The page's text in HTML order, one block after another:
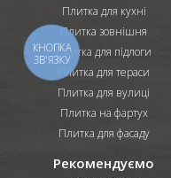
Плитка для кухні
Плитка зовнішня
Плитка для підлоги
Плитка для тераси
Плитка для вулиці
Плитка на фартух
Плитка для фасаду
Рекомендуємо
КНОПКА
ЗВ'ЯЗКУ